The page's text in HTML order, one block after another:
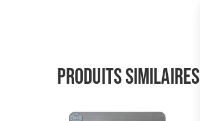
Produits similaires